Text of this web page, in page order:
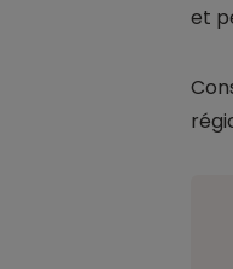
et